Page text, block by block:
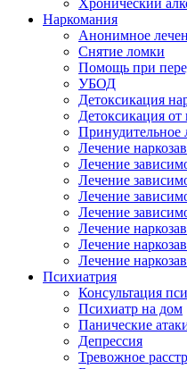
Хронический
Наркомания
Анонимное
Снятие ломки
Помощь при
УБОД
Детоксикация
Детоксикация от
Принудительное
Лечение
Лечение
Лечение
Лечение
Лечение
Лечение
Лечение
Лечение
Психиатрия
Консультация
Психиатр на дом
Панические
Депрессия
Тревожное